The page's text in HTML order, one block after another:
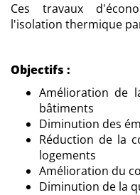
Ces travaux
l'isolation thermique
Objectifs :
Amélioration de
bâtiments
Diminution des
Réduction de la
logements
Amélioration du
Diminution de la